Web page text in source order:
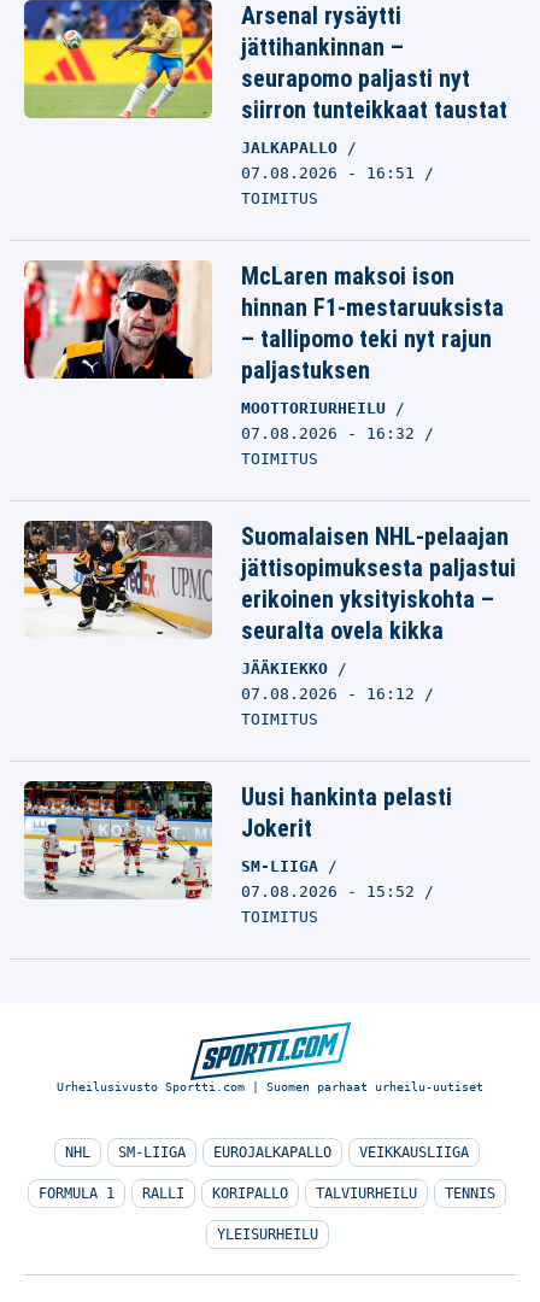
Arsenal rysäytti
jättihankinnan –
seurapomo paljasti nyt
siirron tunteikkaat taustat
JALKAPALLO
07.08.2026 - 16:51
TOIMITUS
McLaren maksoi ison
hinnan F1-mestaruuksista
– tallipomo teki nyt rajun
paljastuksen
MOOTTORIURHEILU
07.08.2026 - 16:32
TOIMITUS
Suomalaisen NHL-pelaajan
jättisopimuksesta paljastui
erikoinen yksityiskohta –
seuralta ovela kikka
JÄÄKIEKKO
07.08.2026 - 16:12
TOIMITUS
Uusi hankinta pelasti
Jokerit
SM-LIIGA
07.08.2026 - 15:52
TOIMITUS
Urheilusivusto Sportti.com | Suomen parhaat urheilu-uutiset
NHL SM-LIIGA EUROJALKAPALLO VEIKKAUSLIIGA
FORMULA 1 RALLI KORIPALLO TALVIURHEILU TENNIS
YLEISURHEILU